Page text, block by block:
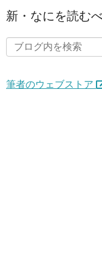
新・なにを読む
筆者のウェブストア